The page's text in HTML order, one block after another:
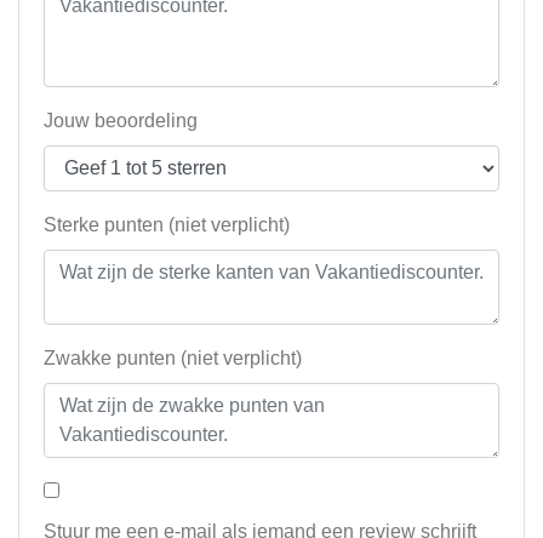
Jouw beoordeling
Sterke punten (niet verplicht)
Zwakke punten (niet verplicht)
Stuur me een e-mail als iemand een review schrijft